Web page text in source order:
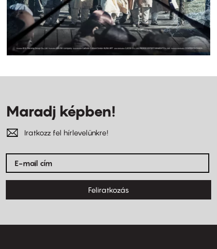
Maradj képben!
Iratkozz fel hírlevelünkre!
Feliratkozás